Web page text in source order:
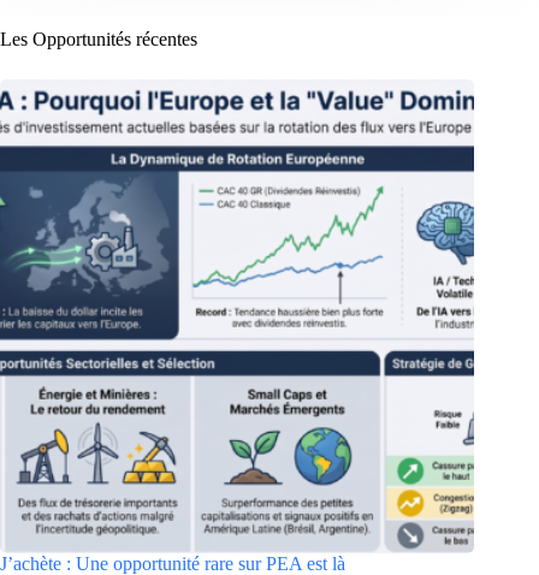
Les Opportunités récentes
J’achète : Une opportunité rare sur PEA est là